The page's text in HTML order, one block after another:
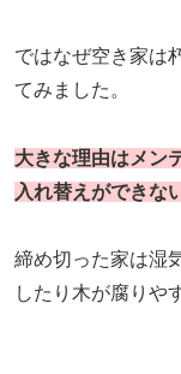
ではなぜ空き家は
てみました。
大きな理由はメン
入れ替えができな
締め切った家は湿
したり木が腐りや